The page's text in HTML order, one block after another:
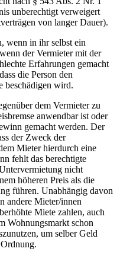
unberechtigt verweigert
von langer Dauer).
wenn in ihr selbst ein
der Vermieter mit der
Erfahrungen gemacht
die Person den
beschädigen wird.
dem Vermieter zu
anwendbar ist oder
gemacht werden. Der
der Zweck der
Mieter hierdurch eine
fehlt das berechtigte
nicht
höheren Preis als die
führen. Unabhängig davon
andere Mieter/innen
Miete zahlen, auch
Wohnungsmarkt schon
um selber Geld